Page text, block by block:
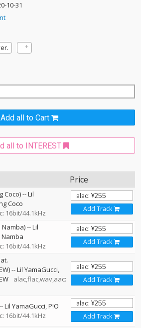
10-31
Add all to Cart
all to INTEREST
Price
Coco)--Lil
Coco
16bit/44.1kHz
Add Track
Namba)--Lil
Namba
16bit/44.1kHz
Add Track
--Lil YamaGucci
alac,flac,wav,aac:
Add Track
Lil YamaGucci P!O
16bit/44.1kHz
Add Track